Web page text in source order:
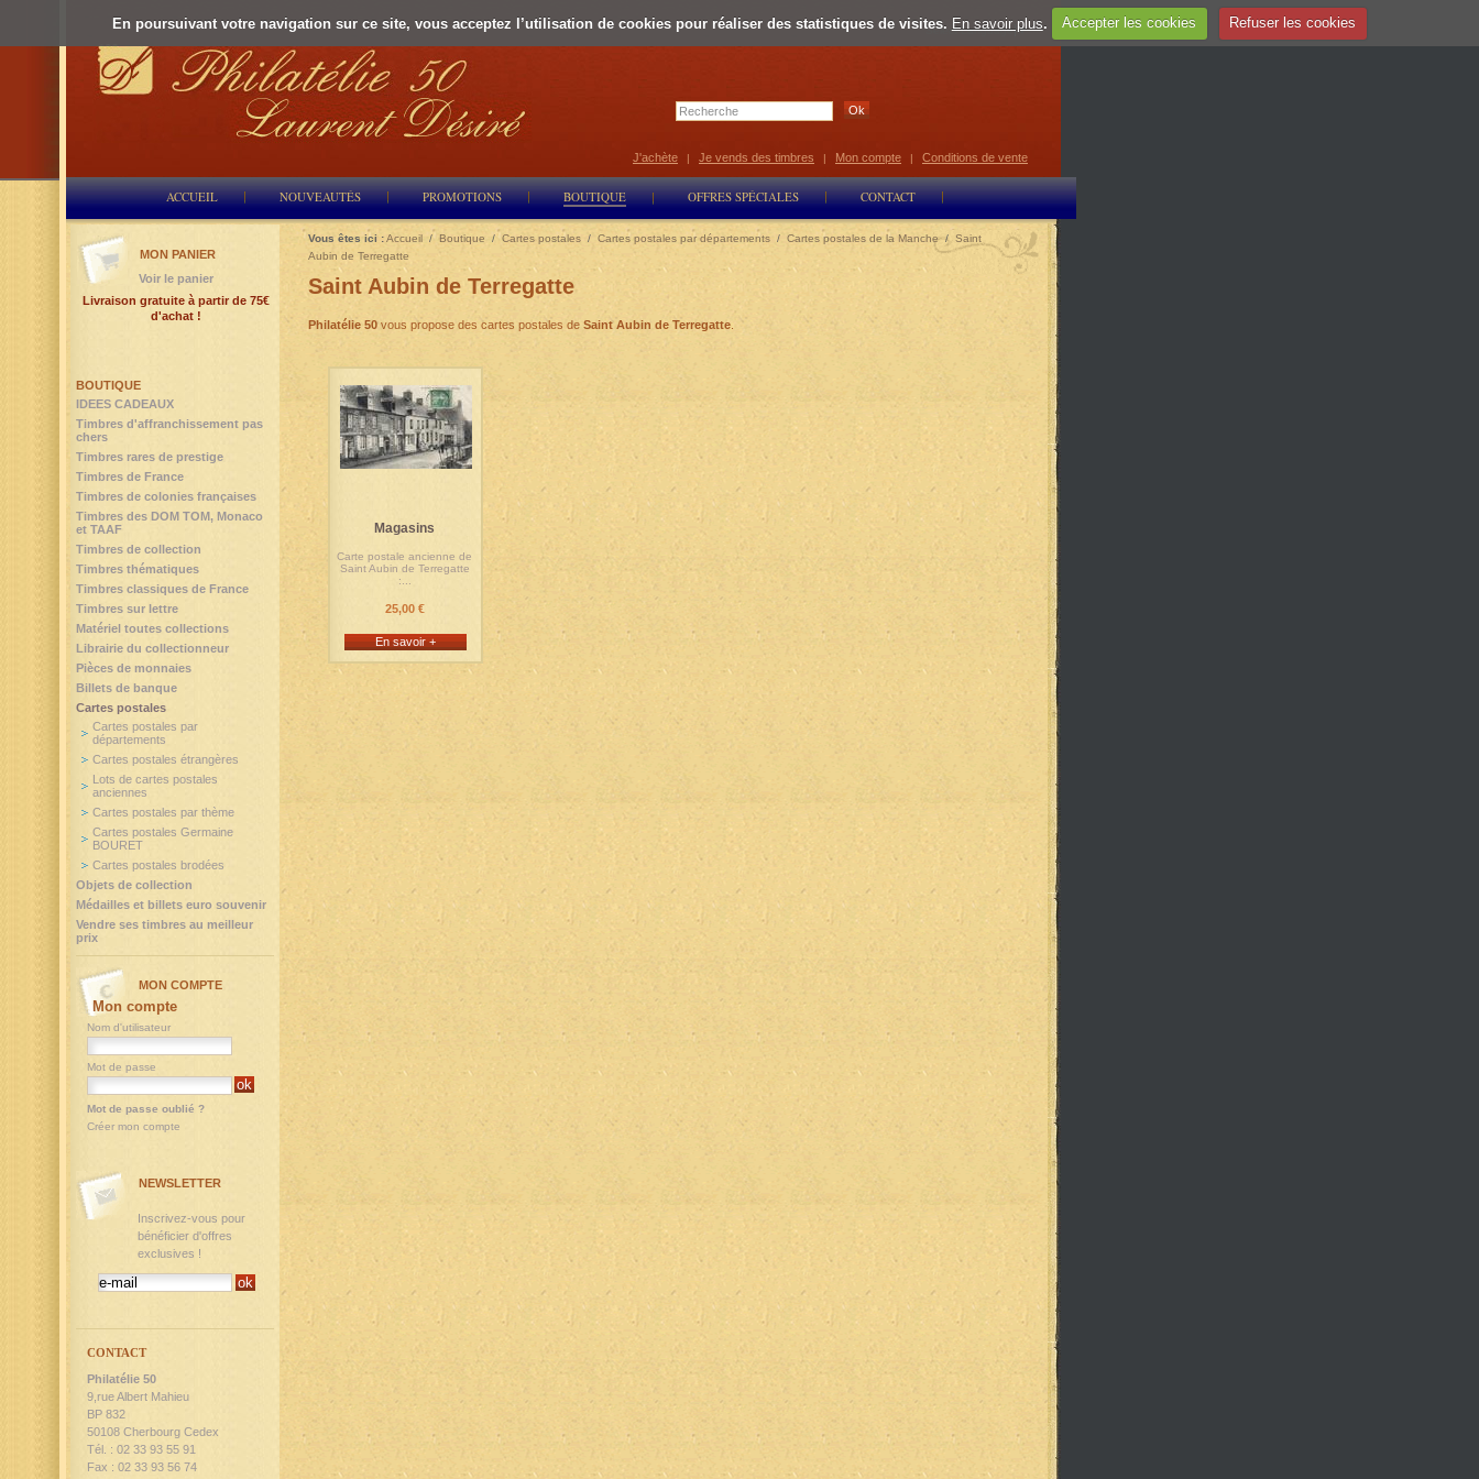
En poursuivant votre navigation sur ce site, vous acceptez l’utilisation de cookies pour réaliser des statistiques de visites. En savoir plus. Accepter les cookies Refuser les cookies
Select Language ▼
ACCUEIL NOUVEAUTÉS PROMOTIONS BOUTIQUE OFFRES SPÉCIALES CONTACT
J'achète | Je vends des timbres | Mon compte | Conditions de vente
Vous êtes ici :Accueil / Boutique /Cartes postales / Cartes postales par départements / Cartes postales de la Manche/ Saint
Aubin de Terregatte
Saint Aubin de Terregatte
Philatélie 50 vous propose des cartes postales de Saint Aubin de Terregatte
Magasins
Carte postale ancienne de
Saint Aubin de Terregatte
:...
25,00 €
En savoir +
BOUTIQUE
IDEES CADEAUX
Timbres d'affranchissement pas
chers
Timbres rares de prestige
Timbres de France
Timbres de colonies françaises
Timbres des DOM TOM, Monaco
et TAAF
Timbres de collection
Timbres thématiques
Timbres classiques de France
Timbres sur lettre
Matériel toutes collections
Librairie du collectionneur
Pièces de monnaies
Billets de banque
Cartes postales
Cartes postales par
départements
Cartes postales étrangères
Lots de cartes postales
anciennes
Cartes postales par thème
Cartes postales Germaine
BOURET
Cartes postales brodées
Objets de collection
Médailles et billets euro souvenir
Vendre ses timbres au meilleur
prix
MON PANIER
Voir le panier
Livraison gratuite à partir de 75€
d'achat !
MON COMPTE
Mon compte
Nom d'utilisateur
Mot de passe
Mot de passe oublié ?
Créer mon compte
NEWSLETTER
Inscrivez-vous pour
bénéficier d'offres
exclusives !
CONTACT
Philatélie 50
9,rue Albert Mahieu
BP 832
50108 Cherbourg Cedex
Tél. : 02 33 93 55 91
Fax : 02 33 93 56 74